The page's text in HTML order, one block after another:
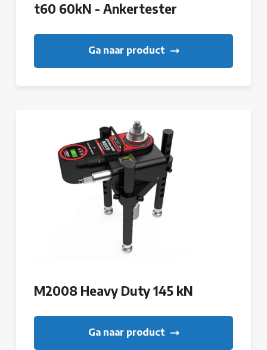
t60 60kN - Ankertester
Ga naar product
M2008 Heavy Duty 145 kN
Ga naar product